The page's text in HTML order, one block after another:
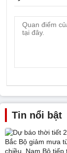
Tin nổi bật